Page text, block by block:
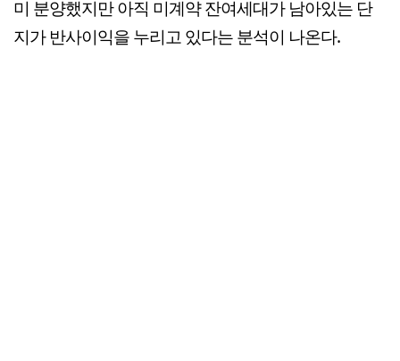
미 분양했지만 아직 미계약 잔여세대가 남아있는 단
지가 반사이익을 누리고 있다는 분석이 나온다.